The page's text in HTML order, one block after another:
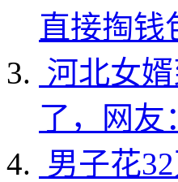
直接掏钱
河北女
了，网友
男子花